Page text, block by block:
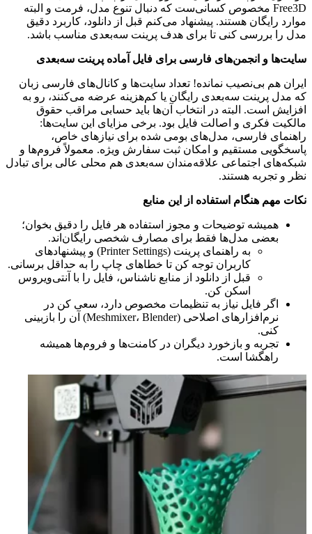
Free3D مخصوص کسانی‌ست که دنبال تنوع مدل، فرمت و البته
موارد رایگان هستند. پیشنهاد می‌کنم قبل از دانلود، کاربرد دقیق
مدل را بررسی کنی تا برای هدف پرینت سه‌بعدی مناسب باشد.
سایت‌ها و انجمن‌های فارسی برای فایل آماده پرینت سه‌بعدی
ایران هم بی‌نصیب نمانده! تعداد سایت‌ها و کانال‌های فارسی زبان
که مدل پرینت سه‌بعدی رایگان یا کم‌هزینه عرضه می‌کنند، رو به
افزایش است. البته در انتخاب آن‌ها باید حسابی مراقب حقوق
مالکیت فکری و اصالت فایل بود. برخی مزایای این سایت‌ها:
راهنمای فارسی، مدل‌های بومی شده برای نیازهای خاص،
پاسخگویی مستقیم و امکان ثبت سفارش ویژه. معمولاً فروم‌ها و
شبکه‌های اجتماعی علاقه‌مندان سه‌بعدی هم محلی عالی برای تبادل
نظر و تجربه هستند.
نکات مهم هنگام استفاده از این منابع
همیشه توضیحات و مجوز استفاده هر فایل را دقیق بخوان؛
بعضی مدل‌ها فقط برای مصارف شخصی رایگان‌اند.
به راهنمای پرینت (Printer Settings) و پیشنهادهای
کاربران توجه کن تا خطاهای چاپ را به حداقل برسانی.
قبل از دانلود از منابع ناشناس، فایل را با آنتی‌ویروس
اسکن کن.
اگر فایل نیاز به تنظیمات مخصوص دارد، سعی کن در
نرم‌افزارهای اصلاحی (Meshmixer، Blender) آن را بازبینی
کنی.
تجربه و بازخورد دیگران در کامنت‌ها و فروم‌ها همیشه
راهگشا است.